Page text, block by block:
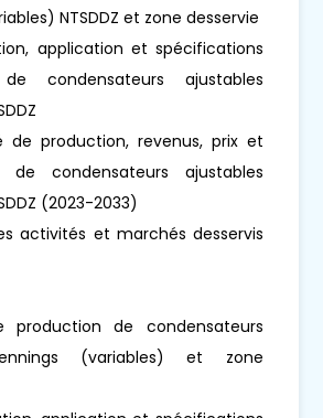
NTSDDZ et zone desservie
application et spécifications
condensateurs ajustables
de production, revenus, prix et
condensateurs ajustables
(2023-2033)
activités et marchés desservis
production de condensateurs
(variables) et zone